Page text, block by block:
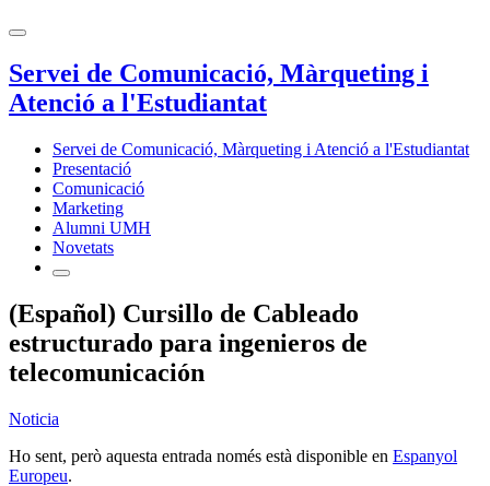
Servei de Comunicació, Màrqueting i
Atenció a l'Estudiantat
Servei de Comunicació, Màrqueting i Atenció a l'Estudiantat
Presentació
Comunicació
Marketing
Alumni UMH
Novetats
(Español) Cursillo de Cableado
estructurado para ingenieros de
telecomunicación
Noticia
Ho sent, però aquesta entrada només està disponible en Espanyol
Europeu.